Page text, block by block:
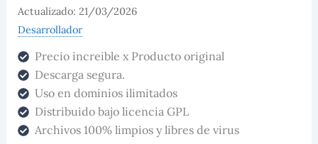
Actualizado: 21/03/2026
Desarrollador
Precio increible x Producto original
Descarga segura.
Uso en dominios ilimitados
Distribuido bajo licencia GPL
Archivos 100% limpios y libres de virus